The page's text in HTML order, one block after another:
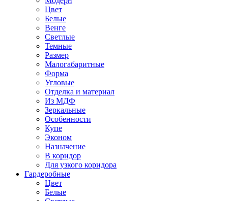
Цвет
Белые
Венге
Светлые
Темные
Размер
Малогабаритные
Форма
Угловые
Отделка и материал
Из МДФ
Зеркальные
Особенности
Купе
Эконом
Назначение
В коридор
Для узкого коридора
Гардеробные
Цвет
Белые